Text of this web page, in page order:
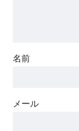
名前
メール